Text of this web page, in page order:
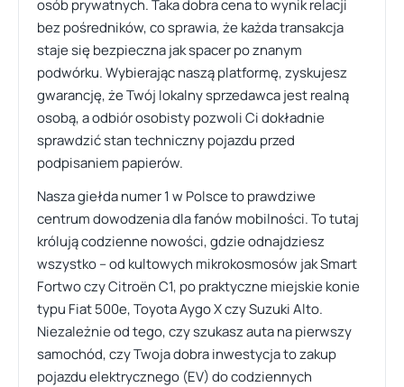
osób prywatnych. Taka dobra cena to wynik relacji
bez pośredników, co sprawia, że każda transakcja
staje się bezpieczna jak spacer po znanym
podwórku. Wybierając naszą platformę, zyskujesz
gwarancję, że Twój lokalny sprzedawca jest realną
osobą, a odbiór osobisty pozwoli Ci dokładnie
sprawdzić stan techniczny pojazdu przed
podpisaniem papierów.
Nasza giełda numer 1 w Polsce to prawdziwe
centrum dowodzenia dla fanów mobilności. To tutaj
królują codzienne nowości, gdzie odnajdziesz
wszystko – od kultowych mikrokosmosów jak Smart
Fortwo czy Citroën C1, po praktyczne miejskie konie
typu Fiat 500e, Toyota Aygo X czy Suzuki Alto.
Niezależnie od tego, czy szukasz auta na pierwszy
samochód, czy Twoja dobra inwestycja to zakup
pojazdu elektrycznego (EV) do codziennych